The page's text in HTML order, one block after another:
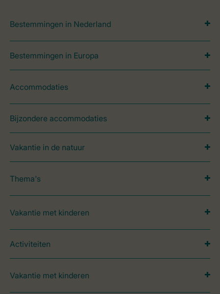
Bestemmingen in Nederland
Bestemmingen in Europa
Accommodaties
Bijzondere accommodaties
Vakantie in de natuur
Thema's
Vakantie met kinderen
Activiteiten
Vakantie met kinderen